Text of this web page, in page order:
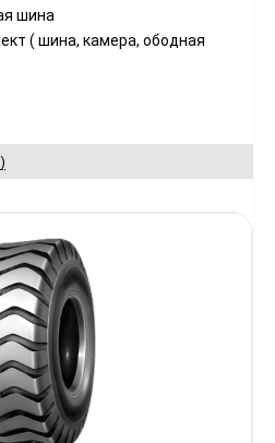
шина
( шина, камера, ободная